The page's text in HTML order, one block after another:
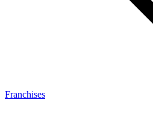
Franchises